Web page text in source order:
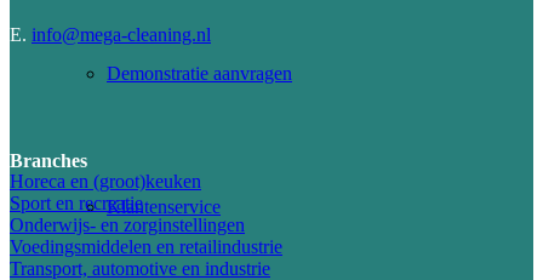
Demonstratie aanvragen
Klantenservice
E. info@mega-cleaning.nl
Branches
Horeca en (groot)keuken
Sport en recreatie
Onderwijs- en zorginstellingen
Voedingsmiddelen en retailindustrie
Transport, automotive en industrie